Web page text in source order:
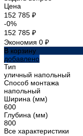
Цена
152 785 ₽
-0%
152 785 ₽
Экономия 0 ₽
В корзину
добавлено
Тип
уличный напольный
Способ монтажа
напольный
Ширина (мм)
600
Глубина (мм)
800
Все характеристики